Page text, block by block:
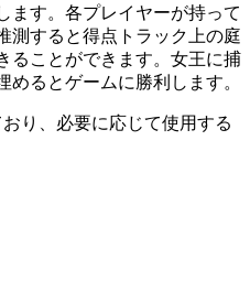
ます。各プレイヤーが持って
測すると得点トラック上の庭
ることができます。女王に捕
めるとゲームに勝利します。
り、必要に応じて使用する